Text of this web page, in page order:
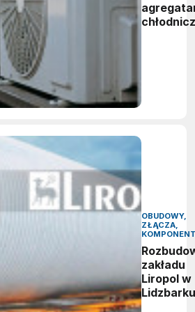
OBUDOWY,
ZŁĄCZA,
zakładu
Liropol w
Lidzbarku